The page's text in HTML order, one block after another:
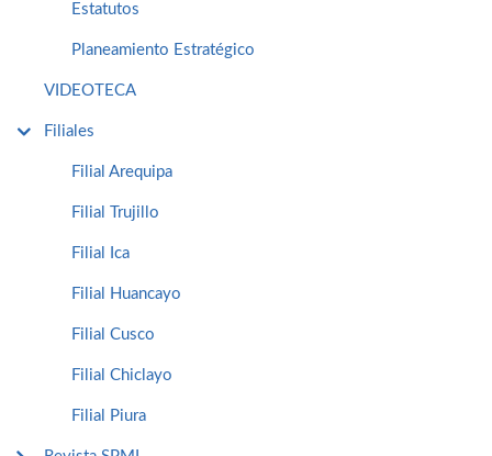
Estatutos
Planeamiento Estratégico
VIDEOTECA
Filiales
Filial Arequipa
Filial Trujillo
Filial Ica
Filial Huancayo
Filial Cusco
Filial Chiclayo
Filial Piura